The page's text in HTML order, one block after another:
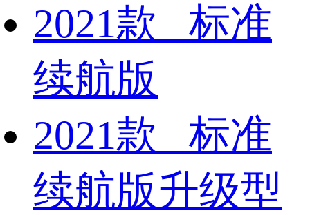
2021款 标准
续航版
2021款 标准
续航版升级型